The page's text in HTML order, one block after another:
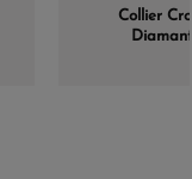
Collier